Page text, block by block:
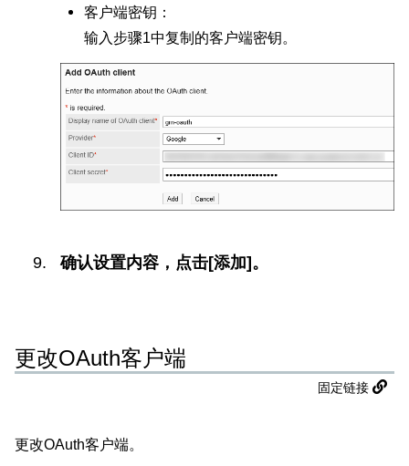
客户端密钥：
输入步骤1中复制的客户端密钥。
确认设置内容，点击[添加]。
更改OAuth客户端
固定链接
更改OAuth客户端。